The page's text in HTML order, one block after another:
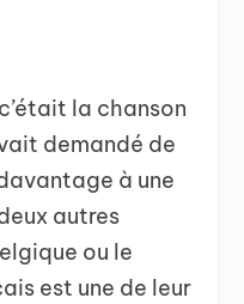
la chanson
demandé de
à une
autres
ou le
est une de leur